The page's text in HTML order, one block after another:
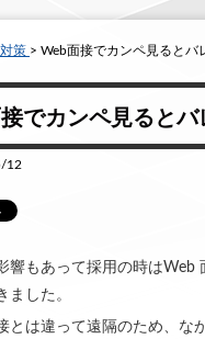
策 > Web面接でカンペ見るとバ
でカンペ見ると
12
響もあって採用の時はWeb
ました。
とは違って遠隔のため、な